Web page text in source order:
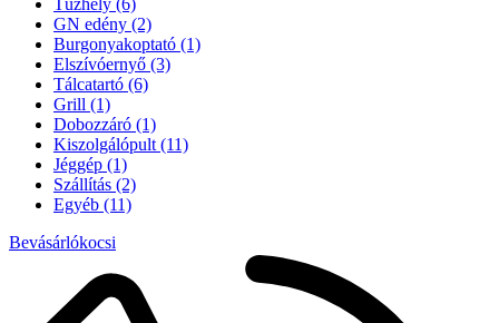
Tűzhely (6)
GN edény (2)
Burgonyakoptató (1)
Elszívóernyő (3)
Tálcatartó (6)
Grill (1)
Dobozzáró (1)
Kiszolgálópult (11)
Jéggép (1)
Szállítás (2)
Egyéb (11)
Bevásárlókocsi